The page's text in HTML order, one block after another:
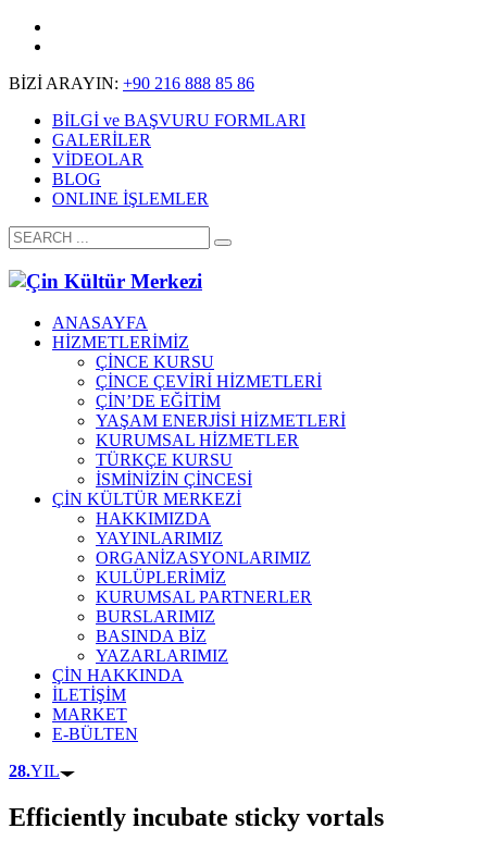
BİZİ ARAYIN: +90 216 888 85 86
BİLGİ ve BAŞVURU FORMLARI
GALERİLER
VİDEOLAR
BLOG
ONLINE İŞLEMLER
ANASAYFA
HİZMETLERİMİZ
ÇİNCE KURSU
ÇİNCE ÇEVİRİ HİZMETLERİ
ÇİN’DE EĞİTİM
YAŞAM ENERJİSİ HİZMETLERİ
KURUMSAL HİZMETLER
TÜRKÇE KURSU
İSMİNİZİN ÇİNCESİ
ÇİN KÜLTÜR MERKEZİ
HAKKIMIZDA
YAYINLARIMIZ
ORGANİZASYONLARIMIZ
KULÜPLERİMİZ
KURUMSAL PARTNERLER
BURSLARIMIZ
BASINDA BİZ
YAZARLARIMIZ
ÇİN HAKKINDA
İLETİŞİM
MARKET
E-BÜLTEN
28.YIL
Efficiently incubate sticky vortals